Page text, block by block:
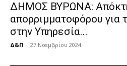
ΔΗΜΟΣ ΒΥΡΩΝΑ:
απορριμματοφόρου για
στην Υπηρεσία...
Δ&Π - 27 Νοεμβρίου 2024